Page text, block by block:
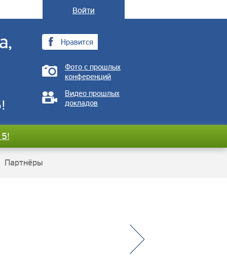
Войти
Нравится
Фото с прошлых
конференций
Видео прошлых
докладов
Партнёры